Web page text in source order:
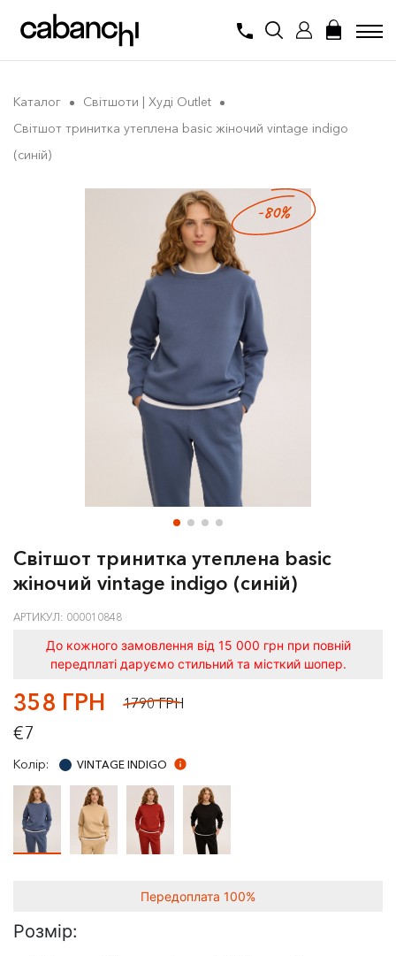
Каталог
Світшоти | Худі Outlet
Світшот тринитка утеплена basic жіночий vintage indigo
(синій)
-80%
Світшот тринитка утеплена basic
жіночий vintage indigo (синій)
АРТИКУЛ: 000010848
До кожного замовлення від 15 000 грн при повній
передплаті даруємо стильний та місткий шопер.
358 ГРН 1790 ГРН
€7
Колір: VINTAGE INDIGO
Передоплата 100%
Розмір: